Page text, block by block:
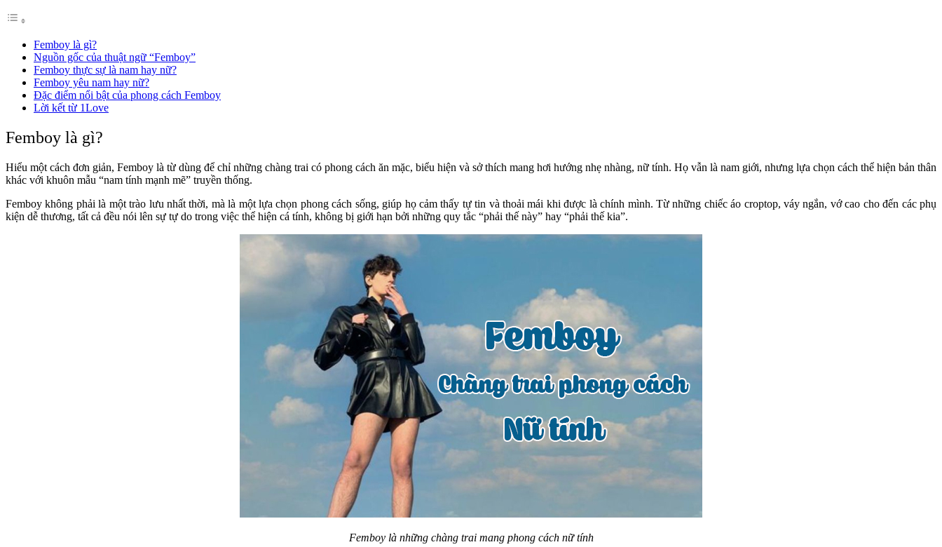
Femboy là gì?
Nguồn gốc của thuật ngữ “Femboy”
Femboy thực sự là nam hay nữ?
Femboy yêu nam hay nữ?
Đặc điểm nổi bật của phong cách Femboy
Lời kết từ 1Love
Femboy là gì?
Hiểu một cách đơn giản, Femboy là từ dùng để chỉ những chàng trai có phong cách ăn mặc, biểu hiện và sở thích mang hơi hướng nhẹ nhàng, nữ tính. Họ vẫn là nam giới, nhưng lựa chọn cách thể hiện bản thân
khác với khuôn mẫu “nam tính mạnh mẽ” truyền thống.
Femboy không phải là một trào lưu nhất thời, mà là một lựa chọn phong cách sống, giúp họ cảm thấy tự tin và thoải mái khi được là chính mình. Từ những chiếc áo croptop, váy ngắn, vớ cao cho đến các phụ
kiện dễ thương, tất cả đều nói lên sự tự do trong việc thể hiện cá tính, không bị giới hạn bởi những quy tắc “phải thế này” hay “phải thế kia”.
Femboy là những chàng trai mang phong cách nữ tính